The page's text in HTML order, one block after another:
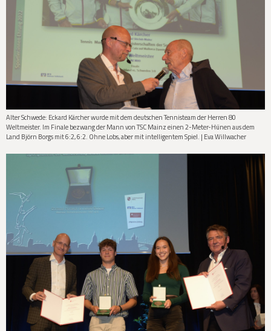
Alter Schwede: Eckard Kärcher wurde mit dem deutschen Tennisteam der Herren 80
Weltmeister. Im Finale bezwang der Mann von TSC Mainz einen 2-Meter-Hünen aus dem
Land Björn Borgs mit 6:2, 6:2. Ohne Lobs, aber mit intelligentem Spiel. | Eva Willwacher